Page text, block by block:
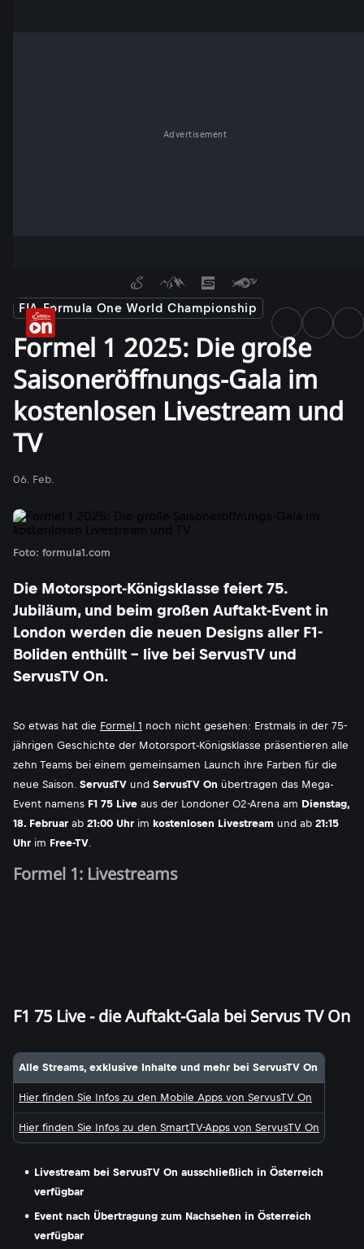
Advertisement
FIA Formula One World Championship
Formel 1 2025: Die große
Saisoneröffnungs-Gala im
kostenlosen Livestream und
TV
06. Feb.
Foto: formula1.com
Die Motorsport-Königsklasse feiert 75.
Jubiläum, und beim großen Auftakt-Event in
London werden die neuen Designs aller F1-
Boliden enthüllt - live bei ServusTV und
ServusTV On.
So etwas hat die Formel 1 noch nicht gesehen: Erstmals in der 75-
jährigen Geschichte der Motorsport-Königsklasse präsentieren alle
zehn Teams bei einem gemeinsamen Launch ihre Farben für die
neue Saison. ServusTV und ServusTV On übertragen das Mega-
Event namens F1 75 Live aus der Londoner O2-Arena am Dienstag,
18. Februar ab 21:00 Uhr im kostenlosen Livestream und ab 21:15
Uhr im Free-TV.
Formel 1: Livestreams
F1 75 Live - die Auftakt-Gala bei Servus TV On
Alle Streams, exklusive Inhalte und mehr bei ServusTV On
Hier finden Sie Infos zu den Mobile Apps von ServusTV On
Hier finden Sie Infos zu den SmartTV-Apps von ServusTV On
Livestream bei ServusTV On ausschließlich in Österreich
verfügbar
Event nach Übertragung zum Nachsehen in Österreich
verfügbar